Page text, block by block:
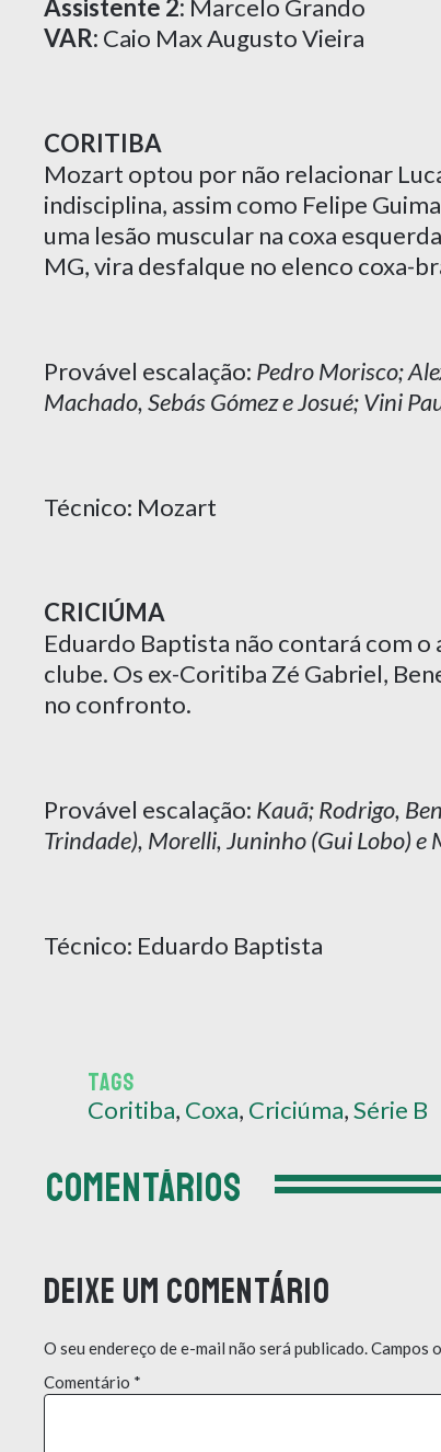
Assistente 2: Marcelo Grando
VAR: Caio Max Augusto Vieira
CORITIBA
Mozart optou por não relacionar
indisciplina, assim como Felipe
uma lesão muscular na coxa
MG, vira desfalque no elenco coxa-
Provável escalação: Pedro Morisco;
Machado, Sebás Gómez e Josué; Vini
Técnico: Mozart
CRICIÚMA
Eduardo Baptista não contará com
clube. Os ex-Coritiba Zé Gabriel,
no confronto.
Provável escalação: Kauã; Rodrigo,
Trindade), Morelli, Juninho (Gui Lobo) e
Técnico: Eduardo Baptista
TAGS
Coritiba, Coxa, Criciúma,Série B
COMENTÁRIOS
Deixe um comentário
O seu endereço de e-mail não será publicado.Campos
Comentário *